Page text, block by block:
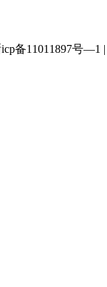
备11011897号—1